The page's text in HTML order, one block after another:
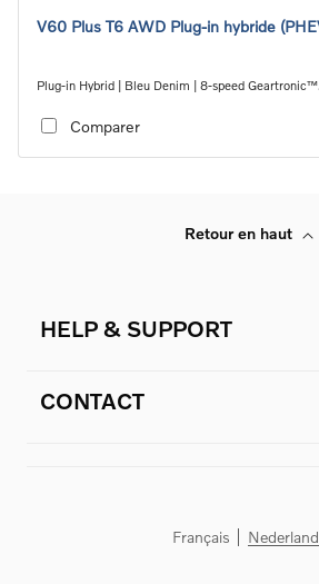
V60 Plus T6 AWD Plug-in hybride
Plug-in Hybrid | Bleu Denim | 8-speed Geartronic™
Comparer
Retour en haut
HELP & SUPPORT
CONTACT
Français